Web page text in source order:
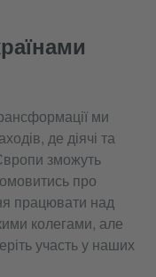
ми
де діячі та
зможуть
про
працювати над
колегами, але
участь у наших